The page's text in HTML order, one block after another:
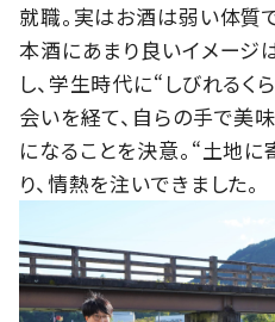
就職。実はお酒は弱い体質
本酒にあまり良いイメージ
し、学生時代に“しびれる
会いを経て、自らの手で美
になることを決意。“土地
り、情熱を注いできました。